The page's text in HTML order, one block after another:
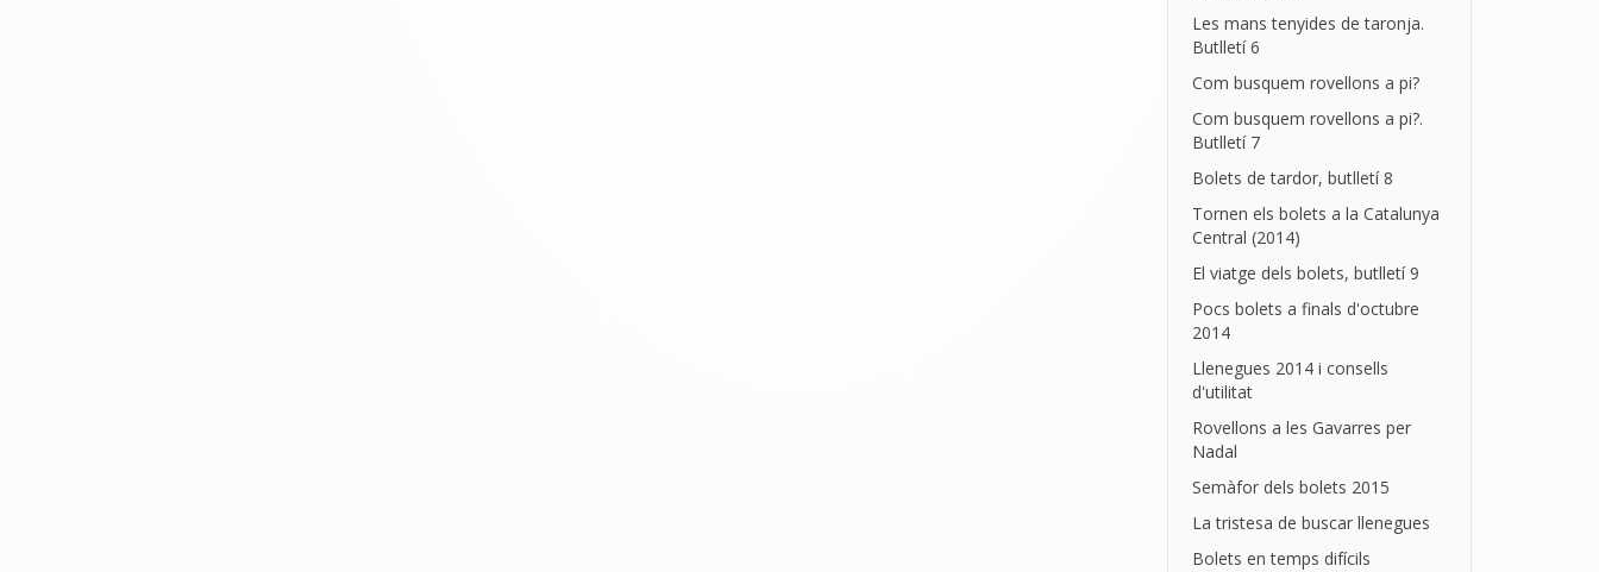
Les mans tenyides de taronja.
Butlletí 6
Com busquem rovellons a pi?
Com busquem rovellons a pi?.
Butlletí 7
Bolets de tardor, butlletí 8
Tornen els bolets a la Catalunya
Central (2014)
El viatge dels bolets, butlletí 9
Pocs bolets a finals d'octubre
2014
Llenegues 2014 i consells
d'utilitat
Rovellons a les Gavarres per
Nadal
Semàfor dels bolets 2015
La tristesa de buscar llenegues
Bolets en temps difícils